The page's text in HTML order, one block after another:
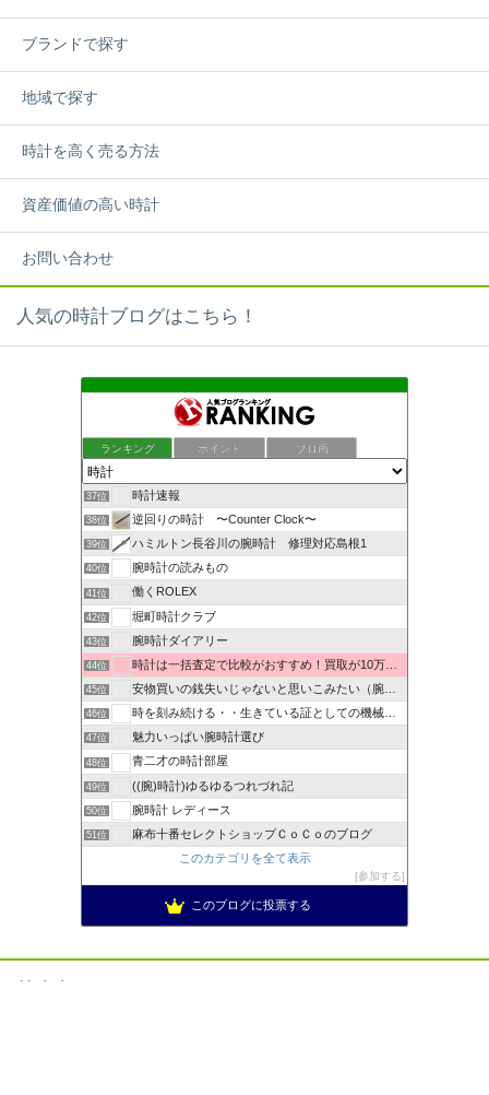
ブランドで探す
地域で探す
時計を高く売る方法
資産価値の高い時計
お問い合わせ
人気の時計ブログはこちら！
ランキング ポイント ブロ画
37位 時計速報
38位 逆回りの時計 〜Counter Clock〜
39位 ハミルトン長谷川の腕時計 修理対応島根1
40位 腕時計の読みもの
41位 働くROLEX
42位 堀町時計クラブ
43位 腕時計ダイアリー
44位 時計は一括査定で比較がおすすめ！買取が10万以上違うことも！
45位 安物買いの銭失いじゃないと思いこみたい（腕時計編）
46位 時を刻み続ける・・生きている証としての機械式時計
47位 魅力いっぱい腕時計選び
48位 青二才の時計部屋
49位 ((腕)時計)ゆるゆるつれづれ記
50位 腕時計 レディース
51位
麻布十番セレクトショップＣｏＣｏのブログ
このカテゴリを全て表示
参加する
このブログに投票する